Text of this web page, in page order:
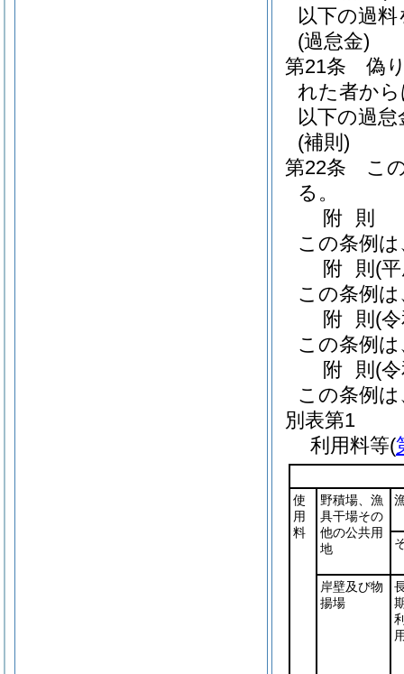
以下の過
(過怠金)
第21条
偽
れた者か
以下の過
(補則)
第22条
こ
る。
附 則
この条例
附 則 (
この条例
附 則 (
この条例
附 則 (
この条例
別表第1
利用料等(
使
用
料
野積場、漁
具干場その
他の公共用
地
岸壁及び物
揚場